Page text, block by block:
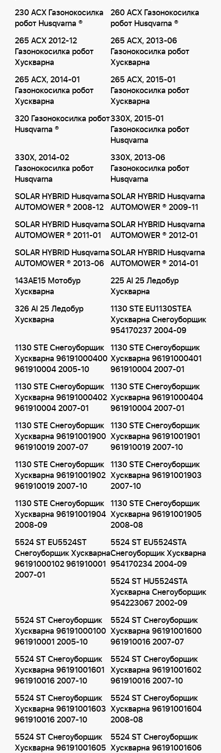
230 ACX Газонокосилка
робот Husqvarna ®
260 ACX Газонокосилка
робот Husqvarna ®
265 ACX 2012-12
Газонокосилка робот
Хускварна
265 ACX, 2013-06
Газонокосилка робот
Хускварна
265 ACX, 2014-01
Газонокосилка робот
Хускварна
265 ACX, 2015-01
Газонокосилка робот
Хускварна
320 Газонокосилка робот
Husqvarna ®
330X, 2015-01
Газонокосилка робот
Husqvarna
330X, 2014-02
Газонокосилка робот
Husqvarna
330X, 2013-06
Газонокосилка робот
Husqvarna
SOLAR HYBRID Husqvarna
AUTOMOWER ® 2008-12
SOLAR HYBRID Husqvarna
AUTOMOWER ® 2009-11
SOLAR HYBRID Husqvarna
AUTOMOWER ® 2011-01
SOLAR HYBRID Husqvarna
AUTOMOWER ® 2012-01
SOLAR HYBRID Husqvarna
AUTOMOWER ® 2013-06
SOLAR HYBRID Husqvarna
AUTOMOWER ® 2014-01
143AE15 Мотобур
Хускварна
225 AI 25 Ледобур
Хускварна
326 AI 25 Ледобур
Хускварна
1130 STE EU1130STEA
Хускварна Снегоуборщик
954170237 2004-09
1130 STE Снегоуборщик
Хускварна 96191000400
961910004 2005-10
1130 STE Снегоуборщик
Хускварна 96191000401
961910004 2007-01
1130 STE Снегоуборщик
Хускварна 96191000402
961910004 2007-01
1130 STE Снегоуборщик
Хускварна 96191000404
961910004 2007-01
1130 STE Снегоуборщик
Хускварна 96191001900
961910019 2007-07
1130 STE Снегоуборщик
Хускварна 96191001901
961910019 2007-10
1130 STE Снегоуборщик
Хускварна 96191001902
961910019 2007-10
1130 STE Снегоуборщик
Хускварна 96191001903
2007-10
1130 STE Снегоуборщик
Хускварна 96191001904
2008-09
1130 STE Снегоуборщик
Хускварна 96191001905
2008-08
5524 ST EU5524ST
Снегоуборщик Хускварна
96191000102 961910001
2007-01
5524 ST EU5524STA
Снегоуборщик Хускварна
954170234 2004-09
5524 ST HU5524STA
Хускварна Снегоуборщик
954223067 2002-09
5524 ST Снегоуборщик
Хускварна 96191000100
961910001 2005-10
5524 ST Снегоуборщик
Хускварна 96191001600
961910016 2007-07
5524 ST Снегоуборщик
Хускварна 96191001601
961910016 2007-10
5524 ST Снегоуборщик
Хускварна 96191001602
961910016 2007-10
5524 ST Снегоуборщик
Хускварна 96191001603
961910016 2007-10
5524 ST Снегоуборщик
Хускварна 96191001604
2008-08
5524 ST Снегоуборщик
Хускварна 96191001605
5524 ST Снегоуборщик
Хускварна 96191001606